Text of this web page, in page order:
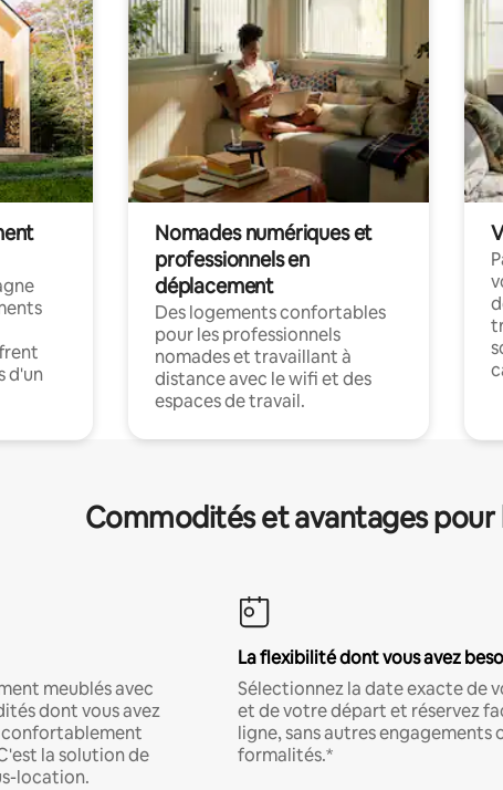
d'un
Nomades numériques et
professionnels en
déplacement
Des logements confortables
pour les professionnels
nomades et travaillant à
distance avec le wifi et des
espaces de travail.
Commodités et avantages pour
meublés avec
dont vous avez
confortablement
la solution de
location.
La flexibilité dont vous avez
Sélectionnez la date exacte de
et de votre départ et réservez
ligne, sans autres engagements
formalités.*